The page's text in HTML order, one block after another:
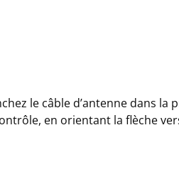
le câble d’antenne dans la
en orientant la flèche